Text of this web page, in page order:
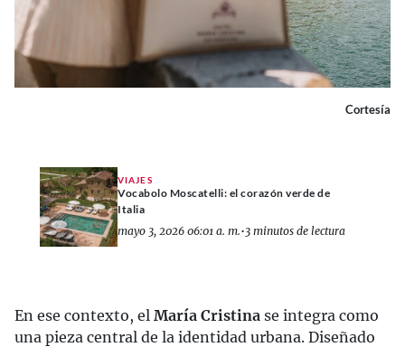
Cortesía
VIAJES
Vocabolo Moscatelli: el corazón verde de
Italia
mayo 3, 2026 06:01 a. m.•3 minutos de lectura
En ese contexto, el María Cristina se integra como
una pieza central de la identidad urbana. Diseñado